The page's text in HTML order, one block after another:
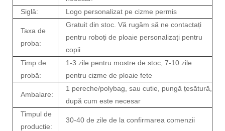
Siglă:
Logo personalizat pe cizme permis
Taxa de
proba:
Gratuit din stoc. Vă rugăm să ne contactați
pentru roboți de ploaie personalizați pentru
copii
Timp de
probă:
1-3 zile pentru mostre de stoc, 7-10 zile
pentru cizme de ploaie fete
Ambalare:
1 pereche/polybag, sau cutie, pungă țesătură,
după cum este necesar
Timpul de
productie:
30-40 de zile de la confirmarea comenzii